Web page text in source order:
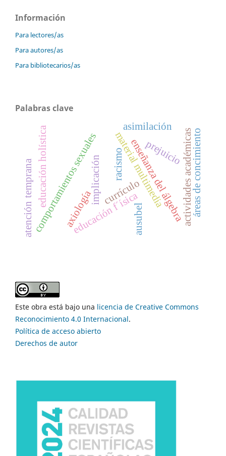
Información
Para lectores/as
Para autores/as
Para bibliotecarios/as
Palabras clave
currículo
implicación
axiología material multimedia
enseñanza del álgebra
comportamientos sexuales
educación holística actividades académicasáreas de concimiento
educación f´ísica
atención temprana
asimilación
racismo prejuicio
ausubel
Este obra está bajo una licencia de Creative Commons
Reconocimiento 4.0 Internacional.
Política de acceso abierto
Derechos de autor